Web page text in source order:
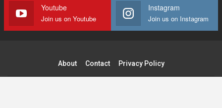
Youtube
Join us on Youtube
Instagram
Join us on Instagram
About Contact Privacy Policy